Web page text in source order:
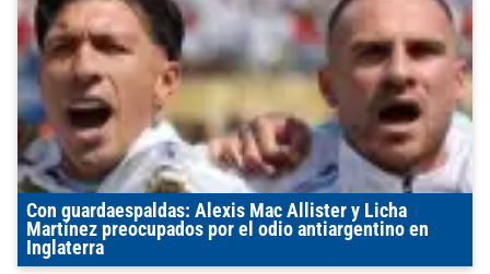
Con guardaespaldas: Alexis Mac Allister y Licha
Martínez preocupados por el odio antiargentino en
Inglaterra